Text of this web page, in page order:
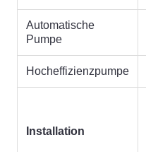
Automatische
Pumpe
Hocheffizienzpumpe
Installation